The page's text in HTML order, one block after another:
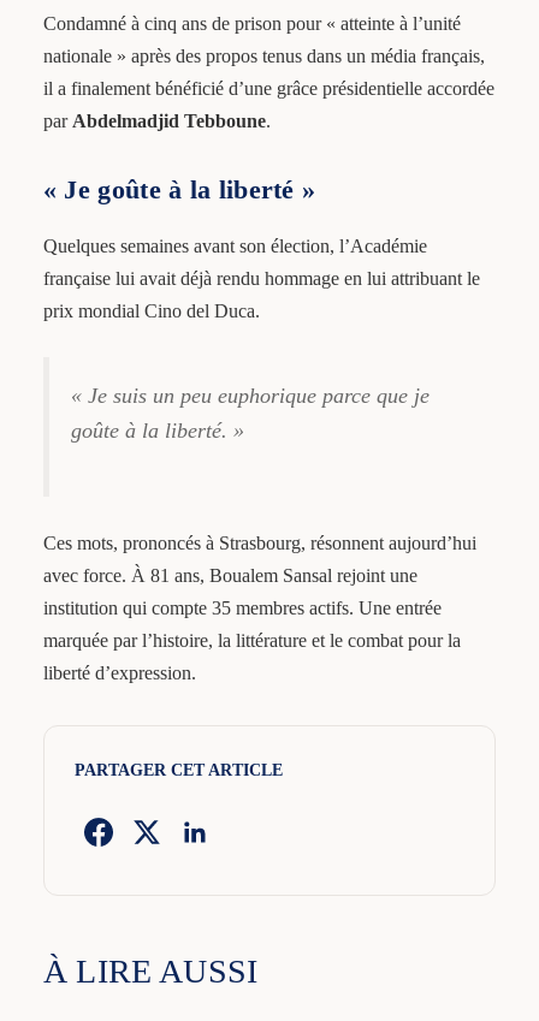
Condamné à cinq ans de prison pour « atteinte à l’unité
nationale » après des propos tenus dans un média français,
il a finalement bénéficié d’une grâce présidentielle accordée
par Abdelmadjid Tebboune.
« Je goûte à la liberté »
Quelques semaines avant son élection, l’Académie
française lui avait déjà rendu hommage en lui attribuant le
prix mondial Cino del Duca.
« Je suis un peu euphorique parce que je
goûte à la liberté. »
Ces mots, prononcés à Strasbourg, résonnent aujourd’hui
avec force. À 81 ans, Boualem Sansal rejoint une
institution qui compte 35 membres actifs. Une entrée
marquée par l’histoire, la littérature et le combat pour la
liberté d’expression.
PARTAGER CET ARTICLE
À LIRE AUSSI